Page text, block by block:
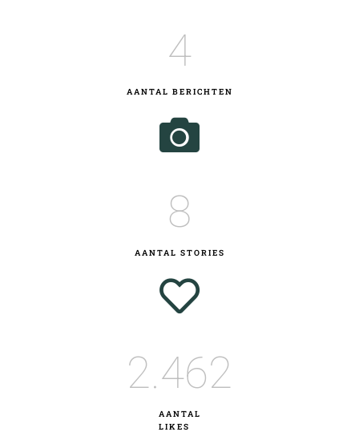
AANTAL BERICHTEN
4
AANTAL STORIES
9
AANTAL
LIKES
2.463